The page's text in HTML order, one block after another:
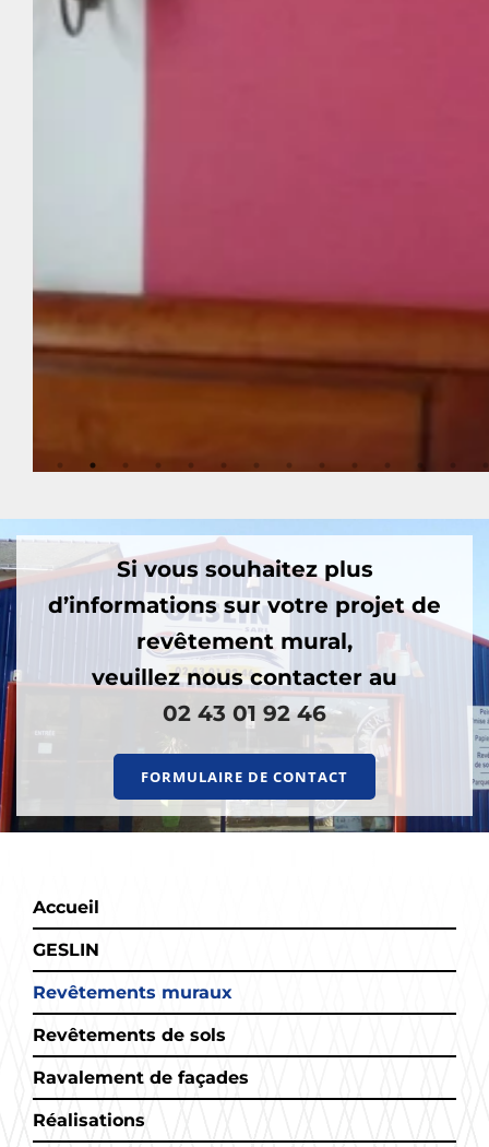
Si vous souhaitez plus
d’informations sur votre projet de
revêtement mural,
veuillez nous contacter au
02 43 01 92 46
FORMULAIRE DE CONTACT
Accueil
GESLIN
Revêtements muraux
Revêtements de sols
Ravalement de façades
Réalisations